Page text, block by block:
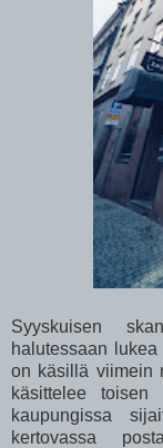
Syyskuisen
halutessaan lukea
on käsillä viimein
käsittelee toisen
kaupungissa
kertovassa